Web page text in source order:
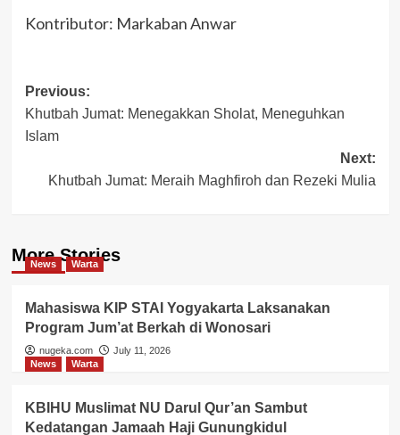
Kontributor: Markaban Anwar
Post
navigation
Previous:
Khutbah Jumat: Menegakkan Sholat, Meneguhkan
Islam
Next:
Khutbah Jumat: Meraih Maghfiroh dan Rezeki Mulia
More Stories
News Warta
Mahasiswa KIP STAI Yogyakarta Laksanakan
Program Jum’at Berkah di Wonosari
nugeka.com
July 11, 2026
News
Warta
KBIHU Muslimat NU Darul Qur’an Sambut
Kedatangan Jamaah Haji Gunungkidul